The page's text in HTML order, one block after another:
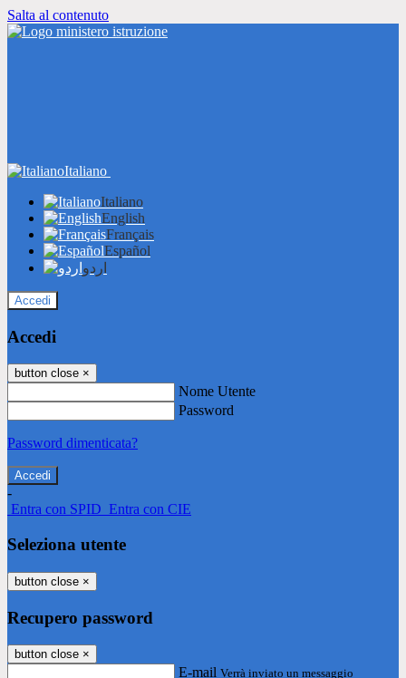
Salta al contenuto
Italiano
Italiano
English
Français
Español
اردو
Accedi
Accedi
button close ×
Nome Utente
Password
Password dimenticata?
-
Entra con SPID Entra con CIE
Seleziona utente
button close ×
Recupero password
button close ×
E-mail Verrà inviato un messaggio